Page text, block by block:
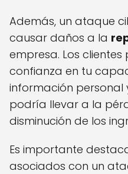
Además, un ataque
causar daños a la
empresa. Los
confianza en tu
información personal
podría llevar a la
disminución de los
Es importante
asociados con un